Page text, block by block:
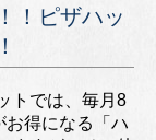
！ピザハッ
トでは、毎月8
お得になる「ハ